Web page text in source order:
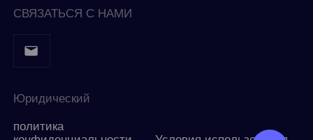
СВЯЗАТЬСЯ С НАМИ
Юридический
политика